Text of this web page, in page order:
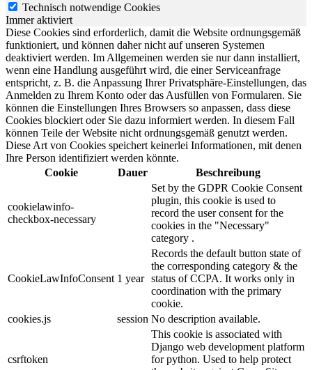
Technisch notwendige Cookies
Immer aktiviert
Diese Cookies sind erforderlich, damit die Website ordnungsgemäß
funktioniert, und können daher nicht auf unseren Systemen
deaktiviert werden. Im Allgemeinen werden sie nur dann installiert,
wenn eine Handlung ausgeführt wird, die einer Serviceanfrage
entspricht, z. B. die Anpassung Ihrer Privatsphäre-Einstellungen, das
Anmelden zu Ihrem Konto oder das Ausfüllen von Formularen. Sie
können die Einstellungen Ihres Browsers so anpassen, dass diese
Cookies blockiert oder Sie dazu informiert werden. In diesem Fall
können Teile der Website nicht ordnungsgemäß genutzt werden.
Diese Art von Cookies speichert keinerlei Informationen, mit denen
Ihre Person identifiziert werden könnte.
Cookie
Dauer Beschreibung
cookielawinfo-
checkbox-necessary
Set by the GDPR Cookie Consent
plugin, this cookie is used to
record the user consent for the
cookies in the "Necessary"
category .
CookieLawInfoConsent 1 year
Records the default button state of
the corresponding category & the
status of CCPA. It works only in
coordination with the primary
cookie.
cookies.js
session No description available.
csrftoken
This cookie is associated with
Django web development platform
for python. Used to help protect